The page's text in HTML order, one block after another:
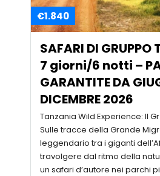
€1.840
SAFARI DI GRUPPO
7 giorni/6 notti –
GARANTITE DA
DICEMBRE 2026
Tanzania Wild Experience: Il
Sulle tracce della Grande
leggendario tra i giganti
travolgere dal ritmo della
un safari d’autore nei parchi